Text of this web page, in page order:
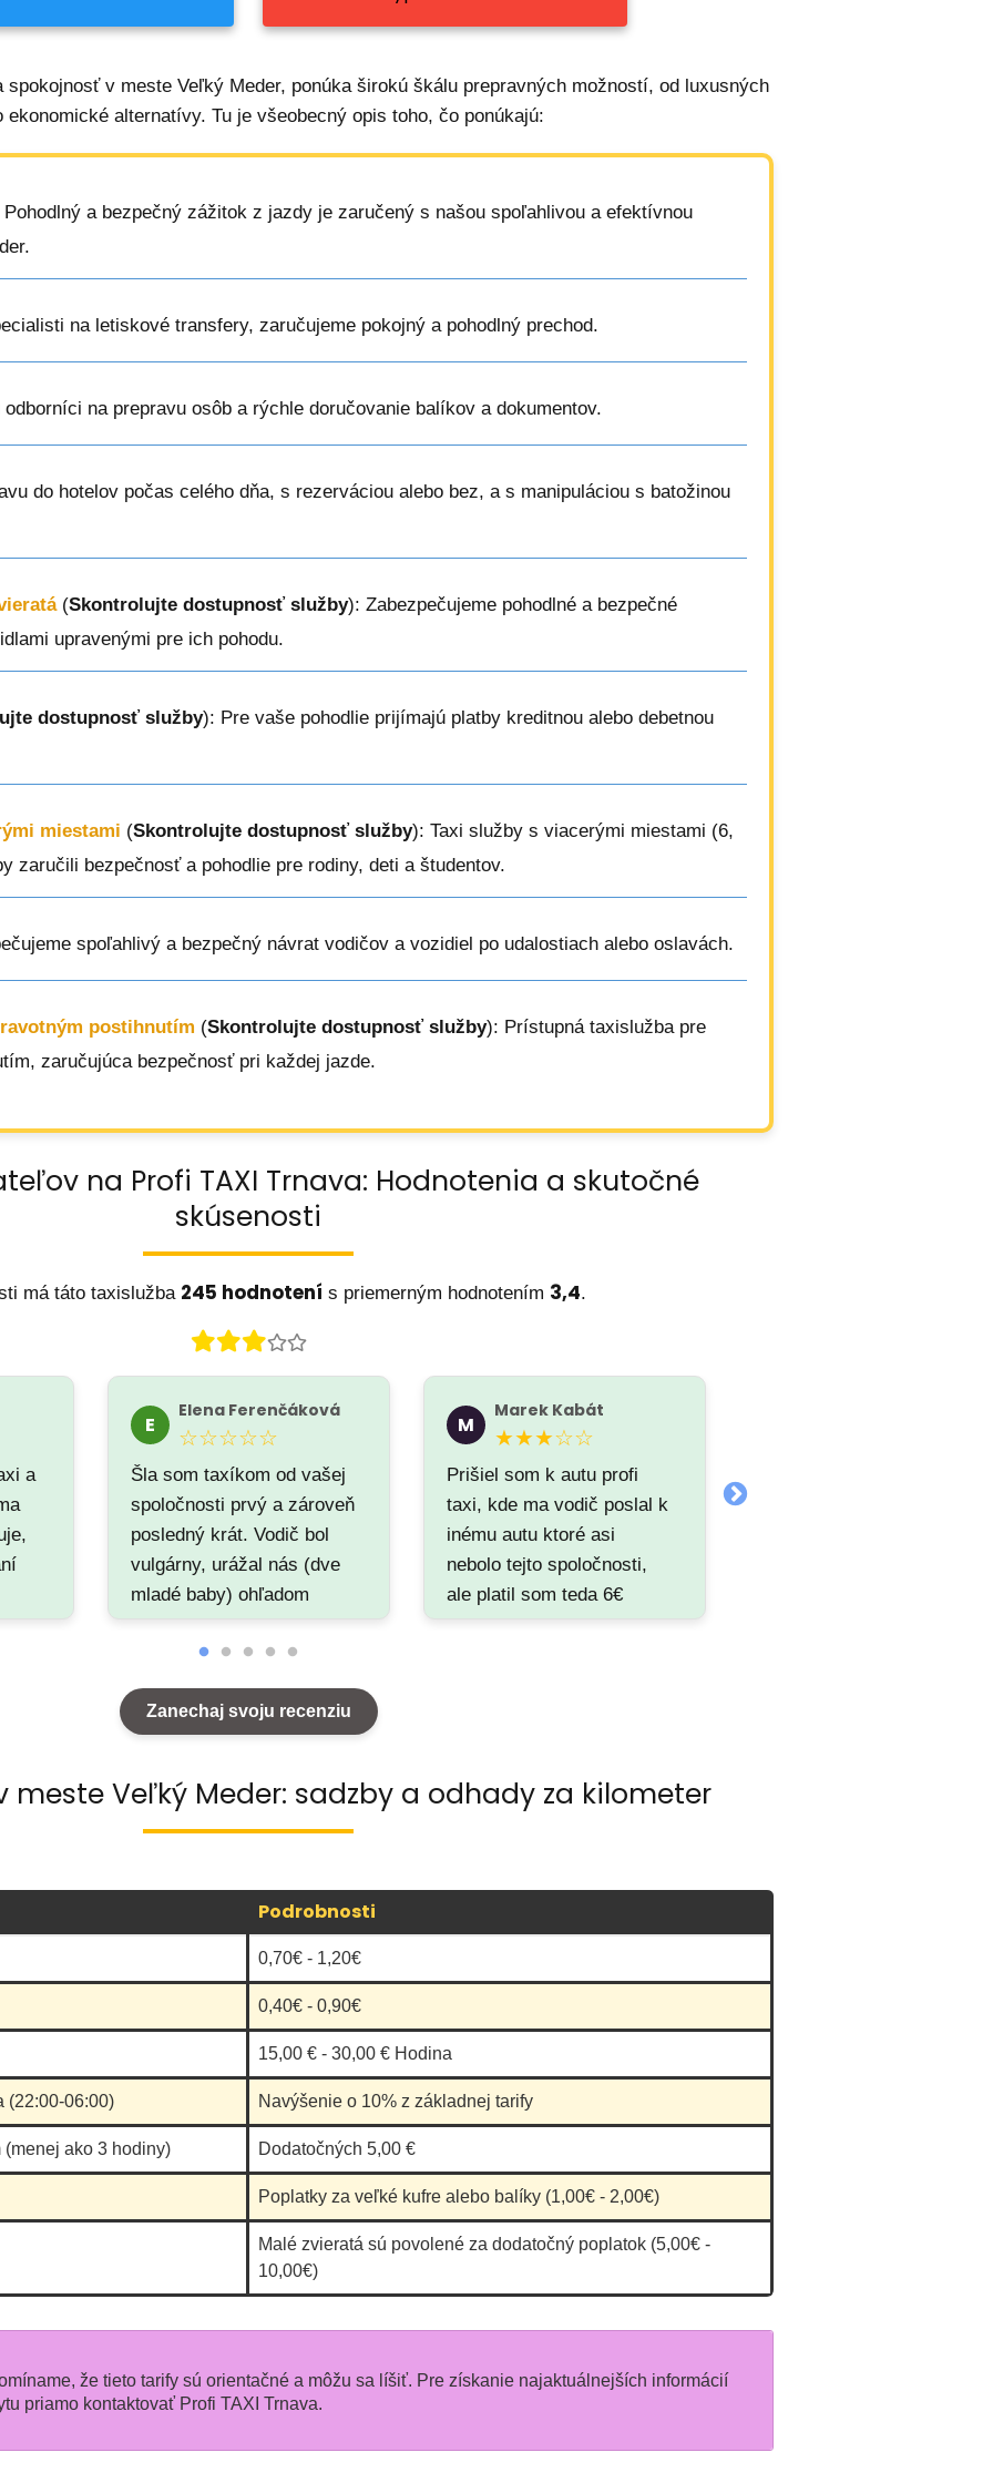
spokojnosť v meste Veľký Meder, ponúka širokú škálu prepravných možností, od luxusných
ekonomické alternatívy. Tu je všeobecný opis toho, čo ponúkajú:
Pohodlný a bezpečný zážitok z jazdy je zaručený s našou spoľahlivou a efektívnou
na letiskové transfery, zaručujeme pokojný a pohodlný prechod.
odborníci na prepravu osôb a rýchle doručovanie balíkov a dokumentov.
do hotelov počas celého dňa, s rezerváciou alebo bez, a s manipuláciou s batožinou
(Skontrolujte dostupnosť služby): Zabezpečujeme pohodlné a bezpečné
upravenými pre ich pohodu.
dostupnosť služby): Pre vaše pohodlie prijímajú platby kreditnou alebo debetnou
miestami (Skontrolujte dostupnosť služby): Taxi služby s viacerými miestami (6,
zaručili bezpečnosť a pohodlie pre rodiny, deti a študentov.
spoľahlivý a bezpečný návrat vodičov a vozidiel po udalostiach alebo oslavách.
postihnutím (Skontrolujte dostupnosť služby): Prístupná taxislužba pre
zaručujúca bezpečnosť pri každej jazde.
na Profi TAXI Trnava: Hodnotenia a skutočné
skúsenosti
má táto taxislužba 245 hodnotení s priemerným hodnotením 3,4.
a
k
aj
E
Elena Ferenčáková
☆☆☆☆☆
Šla som taxíkom od vašej
spoločnosti prvý a zároveň
posledný krát. Vodič bol
vulgárny, urážal nás (dve
mladé baby) ohľadom
nášho vzhľadu a mal dosť
urážlivý humor. Čo sa týka
ceny mi prišlo dať 8€ veľa
za jednu cestu so
tejto spoločnosti sa už
budem radšej vyhýbať.
M
Marek Kabát
★★★☆☆
Prišiel som k autu profi
taxi, kde ma vodič poslal k
inému autu ktoré asi
nebolo tejto spoločnosti,
ale platil som teda 6€
namiesto 4€, asi váš vodič
Zanechaj svoju recenziu
meste Veľký Meder: sadzby a odhady za kilometer
Podrobnosti
0,70€ - 1,20€
0,40€ - 0,90€
15,00 € - 30,00 € Hodina
(22:00-06:00) Navýšenie o 10% z základnej tarify
ako 3 hodiny) Dodatočných 5,00 €
Poplatky za veľké kufre alebo balíky (1,00€ - 2,00€)
Malé zvieratá sú povolené za dodatočný poplatok (5,00€ -
10,00€)
že tieto tarify sú orientačné a môžu sa líšiť. Pre získanie najaktuálnejších informácií
priamo kontaktovať Profi TAXI Trnava.